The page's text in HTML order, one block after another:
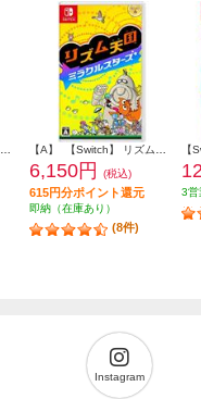
6,150円 (税込)
615円分ポイント還元
即納（在庫あり）
(8件)
3営
Instagram